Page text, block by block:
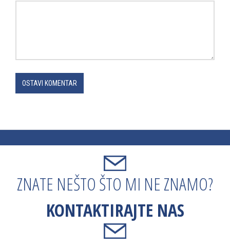
OSTAVI KOMENTAR
ZNATE NEŠTO ŠTO MI NE ZNAMO?
KONTAKTIRAJTE NAS